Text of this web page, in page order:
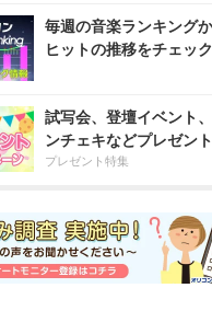
毎週の音楽ランキングか
ヒットの推移をチェック
試写会、登壇イベント
ンチェキなどプレゼント
プレゼント特集